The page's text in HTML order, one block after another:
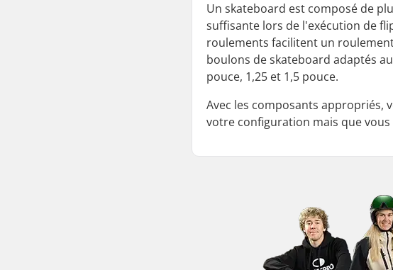
Un skateboard est composé de
suffisante lors de l'exécution de
roulements facilitent un
boulons de skateboard adaptés
pouce, 1,25 et 1,5 pouce.
Avec les composants appropriés,
votre configuration mais que